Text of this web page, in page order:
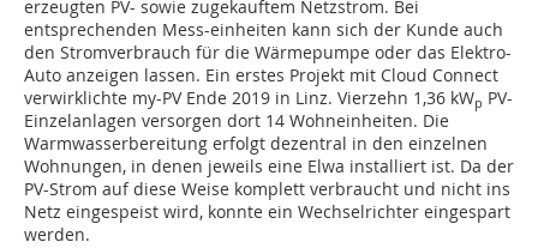
erzeugten PV- sowie zugekauftem Netzstrom. Bei
entsprechenden Mess-einheiten kann sich der Kunde auch
den Stromverbrauch für die Wärmepumpe oder das Elektro-
Auto anzeigen lassen. Ein erstes Projekt mit Cloud Connect
verwirklichte my-PV Ende 2019 in Linz. Vierzehn 1,36 kWp PV-
Einzelanlagen versorgen dort 14 Wohneinheiten. Die
Warmwasserbereitung erfolgt dezentral in den einzelnen
Wohnungen, in denen jeweils eine Elwa installiert ist. Da der
PV-Strom auf diese Weise komplett verbraucht und nicht ins
Netz eingespeist wird, konnte ein Wechselrichter eingespart
werden.